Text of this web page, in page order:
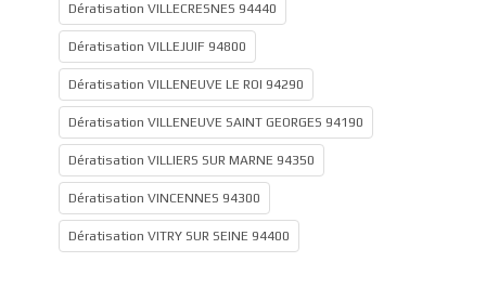
Dératisation VILLECRESNES 94440
Dératisation VILLEJUIF 94800
Dératisation VILLENEUVE LE ROI 94290
Dératisation VILLENEUVE SAINT GEORGES 94190
Dératisation VILLIERS SUR MARNE 94350
Dératisation VINCENNES 94300
Dératisation VITRY SUR SEINE 94400